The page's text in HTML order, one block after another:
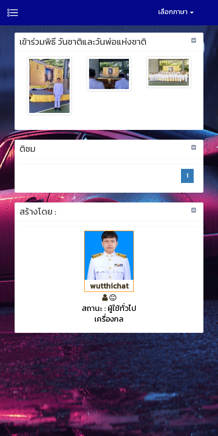
เลือกภาษา
เข้าร่วมพิธี วันชาติและวันพ่อแห่งชาติ
ติชม
1
สร้างโดย :
wutthichat
สถานะ : ผู้ใช้ทั่วไป
เครื่องกล